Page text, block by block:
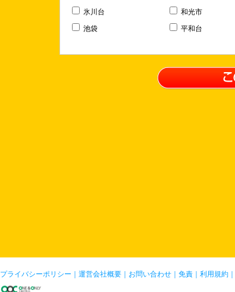
氷川台
池袋
和光市
平和台
プライバシーポリシー 運営会社概要 お問い合わせ 免責 利用規約